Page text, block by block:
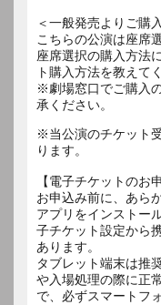
＜一般発売よりご購
こちらの公演は座席
座席選択の購入方法
ト購入方法を教えて
※劇場窓口でご購入
承ください。
※当公演のチケット
ります。
【電子チケットのお
お申込み前に、あら
アプリをインストー
子チケット設定から
あります。
タブレット端末は推
や入場処理の際に正
で、必ずスマートフ